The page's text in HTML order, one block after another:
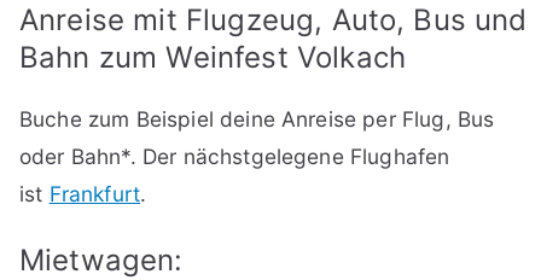
Anreise mit Flugzeug, Auto, Bus und
Bahn zum Weinfest Volkach
Buche zum Beispiel deine Anreise per Flug, Bus
oder Bahn*. Der nächstgelegene Flughafen
ist Frankfurt.
Mietwagen: